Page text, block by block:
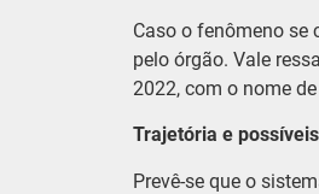
Caso o fenômeno se
pelo órgão. Vale
2022, com o nome
Trajetória e
Prevê-se que o